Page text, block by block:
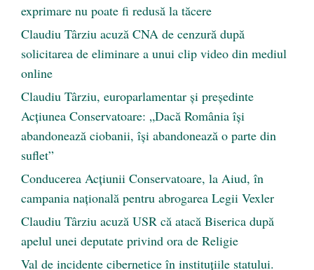
exprimare nu poate fi redusă la tăcere
Claudiu Târziu acuză CNA de cenzură după
solicitarea de eliminare a unui clip video din mediul
online
Claudiu Târziu, europarlamentar și președinte
Acțiunea Conservatoare: „Dacă România își
abandonează ciobanii, își abandonează o parte din
suflet”
Conducerea Acțiunii Conservatoare, la Aiud, în
campania națională pentru abrogarea Legii Vexler
Claudiu Târziu acuză USR că atacă Biserica după
apelul unei deputate privind ora de Religie
Val de incidente cibernetice în instituțiile statului.